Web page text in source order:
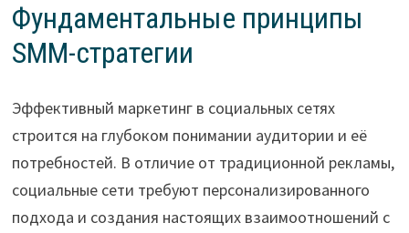
Фундаментальные принципы
SMM-стратегии
Эффективный маркетинг в социальных сетях
строится на глубоком понимании аудитории и её
потребностей. В отличие от традиционной рекламы,
социальные сети требуют персонализированного
подхода и создания настоящих взаимоотношений с